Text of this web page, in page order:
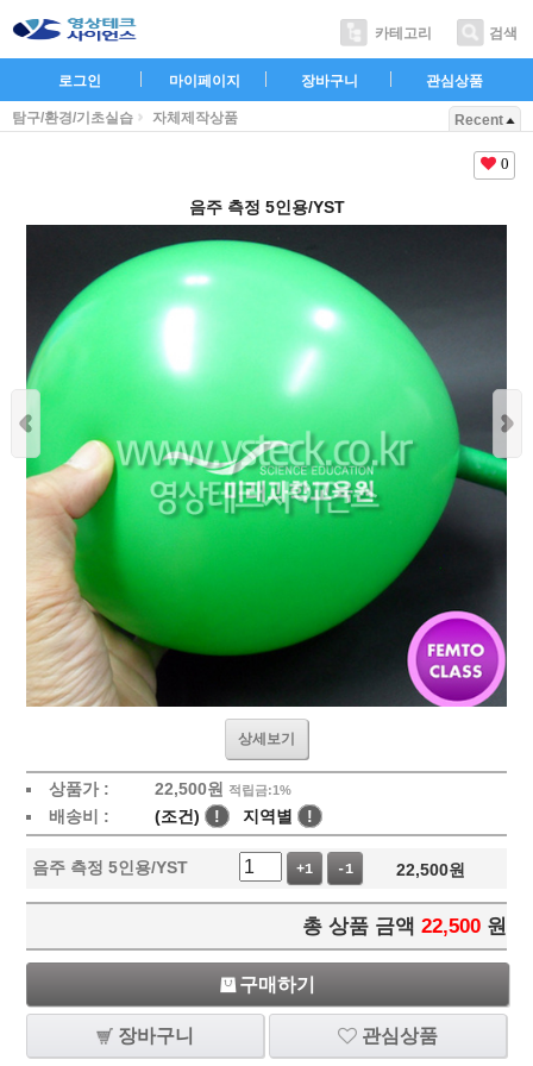
카테고리 검색
로그인 마이페이지 장바구니 관심상품
탐구/환경/기초실습 자체제작상품 Recent
0
음주 측정 5인용/YST
상세보기
상품가 : 22,500원 적립금:1%
배송비 : (조건) ! 지역별 !
음주 측정 5인용/YST +1 -1 22,500원
총 상품 금액 22,500 원
구매하기
장바구니 관심상품